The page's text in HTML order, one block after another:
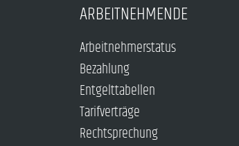
ARBEITNEHMENDE
Arbeitnehmerstatus
Bezahlung
Entgelttabellen
Tarifverträge
Rechtsprechung